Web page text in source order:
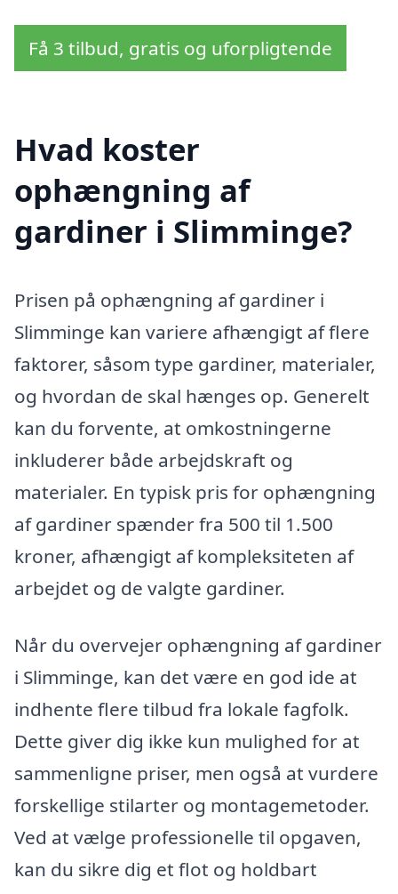
Få 3 tilbud, gratis og uforpligtende
Hvad koster
ophængning af
gardiner i Slimminge?
Prisen på ophængning af gardiner i
Slimminge kan variere afhængigt af flere
faktorer, såsom type gardiner, materialer,
og hvordan de skal hænges op. Generelt
kan du forvente, at omkostningerne
inkluderer både arbejdskraft og
materialer. En typisk pris for ophængning
af gardiner spænder fra 500 til 1.500
kroner, afhængigt af kompleksiteten af
arbejdet og de valgte gardiner.
Når du overvejer ophængning af gardiner
i Slimminge, kan det være en god ide at
indhente flere tilbud fra lokale fagfolk.
Dette giver dig ikke kun mulighed for at
sammenligne priser, men også at vurdere
forskellige stilarter og montagemetoder.
Ved at vælge professionelle til opgaven,
kan du sikre dig et flot og holdbart